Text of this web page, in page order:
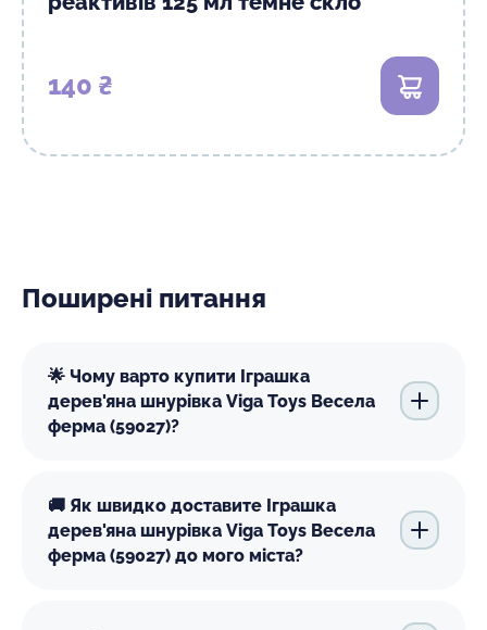
140 ₴ В кошик
Поширені питання
🌟 Чому варто купити Іграшка
дерев'яна шнурівка Viga Toys Весела
ферма (59027)?
🚚 Як швидко доставите Іграшка
дерев'яна шнурівка Viga Toys Весела
ферма (59027) до мого міста?